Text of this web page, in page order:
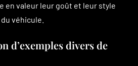
en valeur leur goût et leur style
véhicule.
d’exemples divers de